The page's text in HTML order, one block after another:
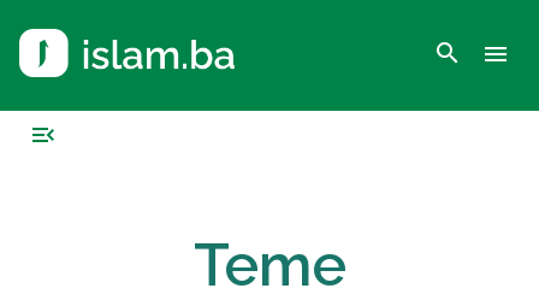
search menu
menu_open
Teme